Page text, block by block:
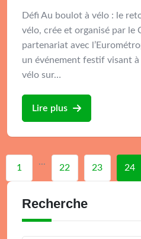
Défi Au boulot à vélo : le
vélo, crée et organisé par le
partenariat avec
un événement festif visant à
vélo sur…
Lire plus
1
...
22 23 24
Recherche